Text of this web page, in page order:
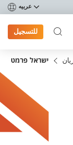
عربيه
للتسجيل
ישראל פרמט